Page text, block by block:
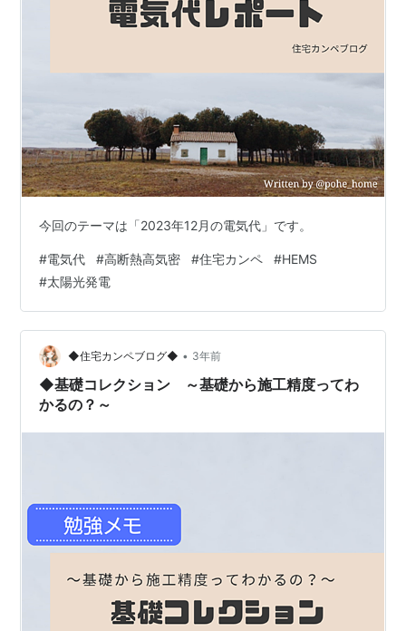
今回のテーマは「2023年12月の電気代」です。
#電気代 #高断熱高気密 #住宅カンペ #HEMS
#太陽光発電
◆住宅カンペブログ◆ • 3年前
◆基礎コレクション ～基礎から施工精度ってわ
かるの？～